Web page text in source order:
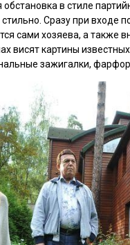
в стиле
Сразу при входе
сами хозяева, а также
висят картины
зажигалки,